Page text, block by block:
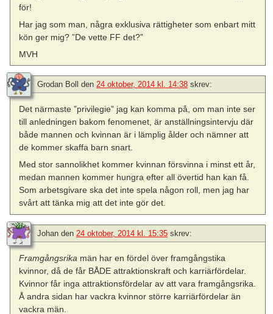
för!
Har jag som man, några exklusiva rättigheter som enbart mitt
kön ger mig? ”De vette FF det?”
MVH
Grodan Boll den 24 oktober, 2014 kl. 14:38 skrev:
Det närmaste ”privilegie” jag kan komma på, om man inte ser
till anledningen bakom fenomenet, är anställningsintervju där
både mannen och kvinnan är i lämplig ålder och nämner att
de kommer skaffa barn snart.
Med stor sannolikhet kommer kvinnan försvinna i minst ett år,
medan mannen kommer hungra efter all övertid han kan få.
Som arbetsgivare ska det inte spela någon roll, men jag har
svårt att tänka mig att det inte gör det.
Johan den 24 oktober, 2014 kl. 15:35 skrev:
Framgångsrika män har en fördel över framgångstika
kvinnor, då de får BÅDE attraktionskraft och karriärfördelar.
Kvinnor får inga attraktionsfördelar av att vara framgångsrika.
Å andra sidan har vackra kvinnor större karriärfördelar än
vackra män.